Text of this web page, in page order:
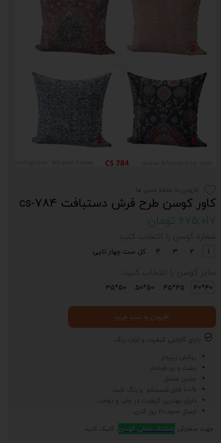
کاور کوسن طرح فرش دستبافت cs-784
۶۷۵,۰۱۷ تومان
دارای گارانتی کیفیت و ثبات رنگ
روکش زیپدار
پشت و رو طرحدار
جنس مخمل
100% قابل شستشو و رنگ ثابت
دارای بهترین کیفیت در چاپ و دوخت
ارسال حدود 20 روز کاری
جهت سفارش بالشتک داخلی کوسن، کلیک کنید.
1
2
3
4 کل ست چهار تایی
40*40
45*45
50*50
50*35
افزودن به سبد خرید
افزودن به علاقه مندی ها